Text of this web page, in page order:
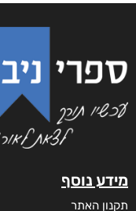
מידע נוסף
תקנון האתר